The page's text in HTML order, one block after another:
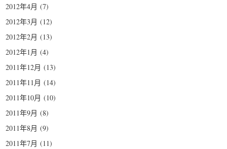
2012年4月 (7)
2012年3月 (12)
2012年2月 (13)
2012年1月 (4)
2011年12月 (13)
2011年11月 (14)
2011年10月 (10)
2011年9月 (8)
2011年8月 (9)
2011年7月 (11)